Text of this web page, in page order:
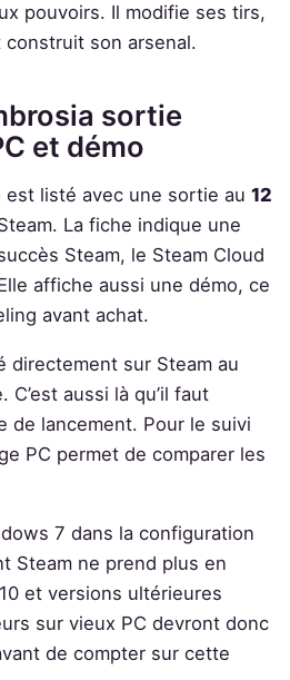
pouvoirs. Il modifie ses tirs,
son arsenal.
sortie
et démo
est listé avec une sortie au 12
La fiche indique une
Steam, le Steam Cloud
affiche aussi une démo, ce
avant achat.
directement sur Steam au
aussi là qu’il faut
de lancement. Pour le suivi
PC permet de comparer les
7 dans la configuration
Steam ne prend plus en
et versions ultérieures
sur vieux PC devront donc
de compter sur cette